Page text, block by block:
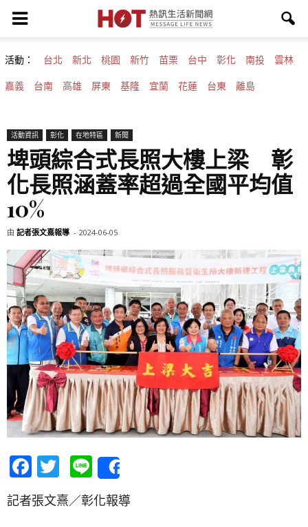
活動： 台北 新北 桃園 新竹 苗栗 台中 彰化 南投 雲林
嘉義 台南 高雄 屏東 基隆 宜蘭 花蓮 台東 離島
活動資訊 彰化 在地特區 新聞
埤頭綜合式長照大樓上梁 彰
化長照涵蓋率超過全國平均值
10%
由 記者張文熹報導 - 2024-06-05
Facebook
Twitter
Line
記者張文熹／彰化報導